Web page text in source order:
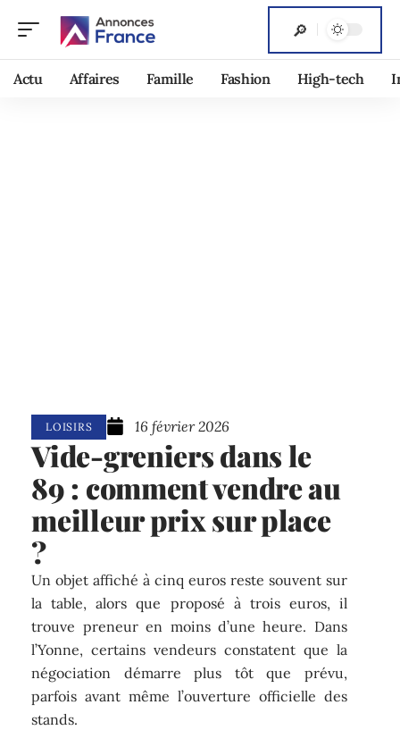
Actu Affaires Famille Fashion High-tech
LOISIRS 16 février 2026
Vide-greniers dans le
89 : comment vendre au
meilleur prix sur place
?
Un objet affiché à cinq euros reste souvent sur
la table, alors que proposé à trois euros, il
trouve preneur en moins d’une heure. Dans
l’Yonne, certains vendeurs constatent que la
négociation démarre plus tôt que prévu,
parfois avant même l’ouverture officielle des
stands.